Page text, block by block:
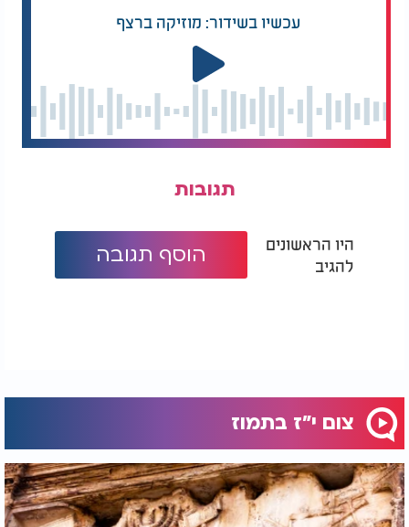
עכשיו בשידור: מוזיקה ברצף
תגובות
היו הראשונים
להגיב
הוסף תגובה
צום י"ז בתמוז